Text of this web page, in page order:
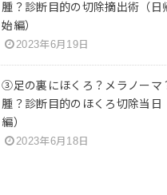
腫？診断目的の切除摘出術（日
始編）
2023年6月19日
③足の裏にほくろ？メラノーマ
腫？診断目的のほくろ切除当日
編）
2023年6月18日